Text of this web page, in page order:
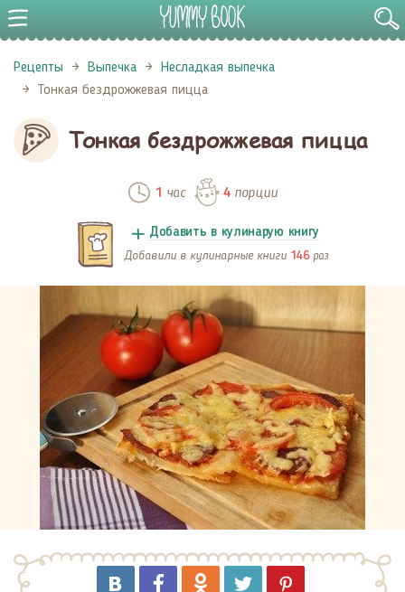
Рецепты Выпечка
Несладкая выпечка
Тонкая бездрожжевая пицца
Тонкая бездрожжевая пицца
1 час 4порции
Добавить в кулинарую книгу
Добавили в кулинарные книги 146 раз